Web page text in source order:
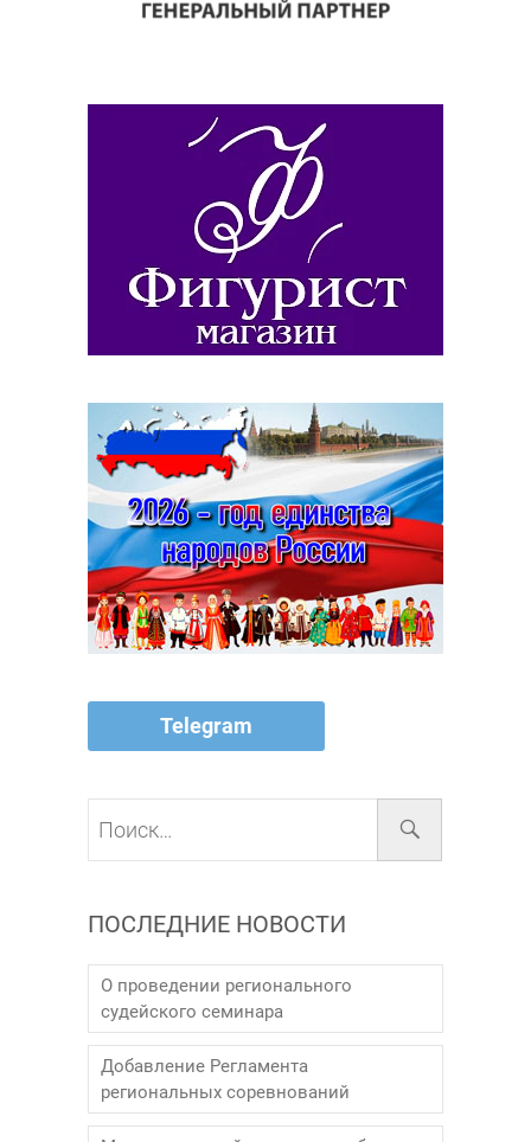
Telegram
ПОСЛЕДНИЕ НОВОСТИ
О проведении регионального
судейского семинара
Добавление Регламента
региональных соревнований